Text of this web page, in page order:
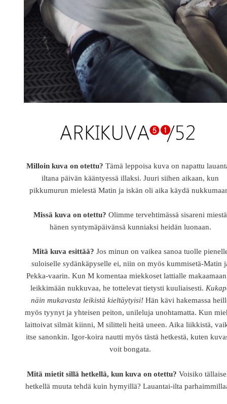
Milloin kuva on otettu?Tämä leppoisa kuva on napattu
iltana päivän kääntyessä illaksi. Juuri siihen aikaan, kun
pikkumurun mielestä Matin ja iskän oli aika käydä
Missä kuva on otettu? Olimme tervehtimässä sisareni miestä
hänen syntymäpäivänsä kunniaksi heidän luonaan.
Mitä kuva esittää? Jos minun on vaikea sanoa tuolle
suloiselle sydänkäpyselle ei, niin on myös kummisetä-Matin
Pekka-vaarin. Kun M komentaa miekkoset lattialle
leikkimään nukkuvaa, he tottelevat tietysti kuuliaisesti.
näin mukavasta leikistä kieltäytyisi!Hän kävi hakemassa
myös tyynyt ja yhteisen peiton, unileluja unohtamatta. Kun
laittoivat silmät kiinni, M silitteli heitä uneen. Aika liikkistä,
itse sanonkin. Igor-koira nautti myös tästä hetkestä, kuten
voit bongata.
Mitä mietit sillä hetkellä, kun kuva on otettu? Voisiko
hetkellä muuta tehdä kuin hymyillä? Lauantai-ilta